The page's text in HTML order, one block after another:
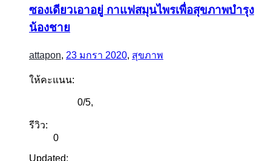
ซองเดียวเอาอยู่ กาแฟสมุนไพรเพื่อสุขภาพบำรุง
น้องชาย
attapon, 23 มกรา 2020, สุขภาพ
ให้คะแนน:
0/5,
รีวิว:
0
Updated: